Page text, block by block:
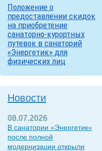
Положение о
предоставлении скидок
на приобретение
санаторно-курортных
путевок в санаторий
«Энергетик» для
физических лиц
Новости
08.07.2026
В санатории «Энергетик»
после полной
модернизации открыли